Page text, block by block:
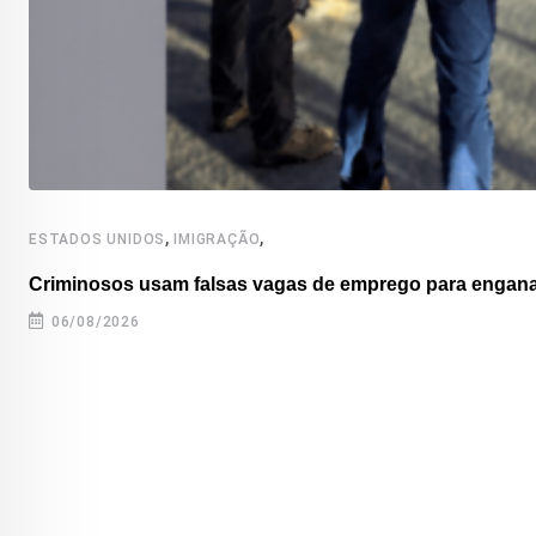
ESTADOS UNIDOS ,IMIGRAÇÃO,
Criminosos usam falsas vagas de emprego para
06/08/2026